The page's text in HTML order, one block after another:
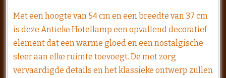
Met een hoogte van 54 cm en een breedte van 37 cm
is deze Antieke Hotellamp een opvallend decoratief
element dat een warme gloed en een nostalgische
sfeer aan elke ruimte toevoegt. De met zorg
vervaardigde details en het klassieke ontwerp zullen